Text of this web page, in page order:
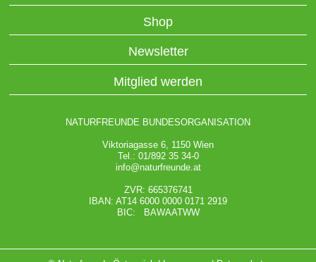
Shop
Newsletter
Mitglied werden
NATURFREUNDE BUNDESORGANISATION
Viktoriagasse 6, 1150 Wien
Tel.: 01/892 35 34-0
info@naturfreunde.at
ZVR: 665376741
IBAN: AT14 6000 0000 0171 2919
BIC: BAWAATWW